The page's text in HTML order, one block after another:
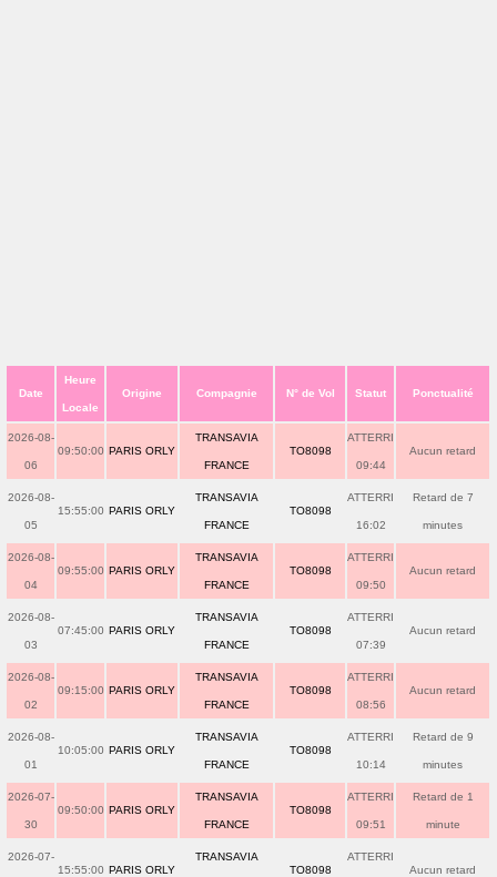
Date
Heure
Locale
Origine Compagnie N° de Vol Statut Ponctualité
2026-08-
06
09:50:00 PARIS ORLY
TRANSAVIA
FRANCE
TO8098
ATTERRI
09:44
Aucun retard
2026-08-
05
15:55:00 PARIS ORLY
TRANSAVIA
FRANCE
TO8098
ATTERRI
16:02
Retard de 7
minutes
2026-08-
04
09:55:00 PARIS ORLY
TRANSAVIA
FRANCE
TO8098
ATTERRI
09:50
Aucun retard
2026-08-
03
07:45:00 PARIS ORLY
TRANSAVIA
FRANCE
TO8098
ATTERRI
07:39
Aucun retard
2026-08-
02
09:15:00 PARIS ORLY
TRANSAVIA
FRANCE
TO8098
ATTERRI
08:56
Aucun retard
2026-08-
01
10:05:00 PARIS ORLY
TRANSAVIA
FRANCE
TO8098
ATTERRI
10:14
Retard de 9
minutes
2026-07-
30
09:50:00 PARIS ORLY
TRANSAVIA
FRANCE
TO8098
ATTERRI
09:51
Retard de 1
minute
2026-07-
15:55:00 PARIS ORLY
TRANSAVIA
TO8098
ATTERRI
Aucun retard